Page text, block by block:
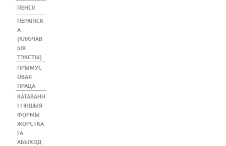
ПЕНСІІ
ПЕРАПІСК
А
(КЛЮЧАВ
ЫЯ
ТЭКСТЫ)
ПРЫМУС
ОВАЯ
ПРАЦА
КАТАВАНН
І І ІНШЫЯ
ФОРМЫ
ЖОРСТКА
ГА
АБЫХОД